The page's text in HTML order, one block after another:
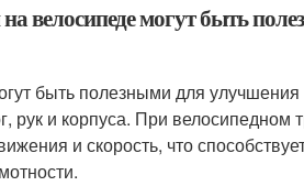
велосипеде могут быть
быть полезными для
рук и корпуса. При велосипедном
и скорость, что